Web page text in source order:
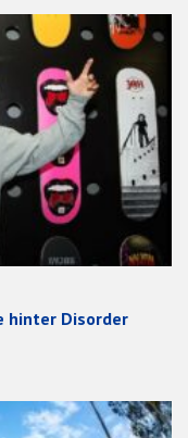
hinter Disorder